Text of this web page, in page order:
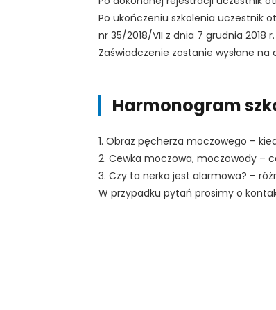
Po ukończeniu szkolenia uczestnik
nr 35/2018/VII z dnia 7 grudnia 2018
Zaświadczenie zostanie wysłane
Harmonogram
1. Obraz pęcherza moczowego –
2. Cewka moczowa, moczowody –
3. Czy ta nerka jest alarmowa? –
W przypadku pytań prosimy o